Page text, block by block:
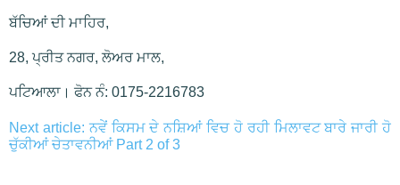
ਬੱਚਿਆਂ ਦੀ ਮਾਹਿਰ,
28, ਪ੍ਰੀਤ ਨਗਰ, ਲੋਅਰ ਮਾਲ,
ਪਟਿਆਲਾ। ਫੋਨ ਨੰ: 0175-2216783
Next article: ਨਵੇਂ ਕਿਸਮ ਦੇ ਨਸ਼ਿਆਂ ਵਿਚ ਹੋ ਰਹੀ ਮਿਲਾਵਟ ਬਾਰੇ ਜਾਰੀ ਹੋ
ਚੁੱਕੀਆਂ ਚੇਤਾਵਨੀਆਂ Part 2 of 3